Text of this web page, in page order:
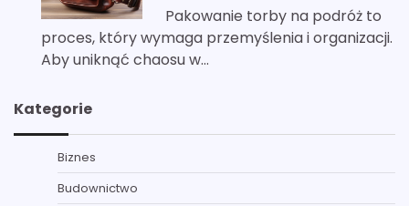
Pakowanie torby na podróż to
proces, który wymaga przemyślenia i organizacji.
Aby uniknąć chaosu w…
Kategorie
Biznes
Budownictwo